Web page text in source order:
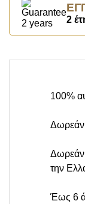
2
100%
Δωρεάν
Δωρεάν
την
Έως 6